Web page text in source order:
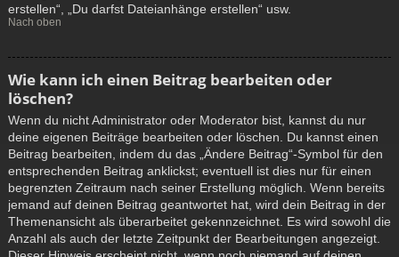
erstellen“, „Du darfst Dateianhänge erstellen“ usw.
Nach oben
Wie kann ich einen Beitrag bearbeiten oder
löschen?
Wenn du nicht Administrator oder Moderator bist, kannst du nur
deine eigenen Beiträge bearbeiten oder löschen. Du kannst einen
Beitrag bearbeiten, indem du das „Ändere Beitrag“-Symbol für den
entsprechenden Beitrag anklickst; eventuell ist dies nur für einen
begrenzten Zeitraum nach seiner Erstellung möglich. Wenn bereits
jemand auf deinen Beitrag geantwortet hat, wird dein Beitrag in der
Themenansicht als überarbeitet gekennzeichnet. Es wird sowohl die
Anzahl als auch der letzte Zeitpunkt der Bearbeitungen angezeigt.